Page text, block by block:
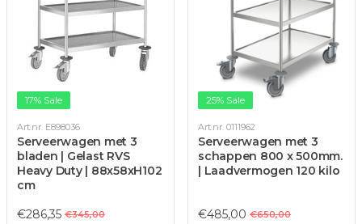
17% Sale
Art.nr. E898036
Serveerwagen met 3
bladen | Gelast RVS
Heavy Duty | 88x58xH102
cm
€286,35 €345,00
25% Sale
Art.nr. 0111962
Serveerwagen met 3
schappen 800 x 500mm.
| Laadvermogen 120 kilo
€485,00 €650,00